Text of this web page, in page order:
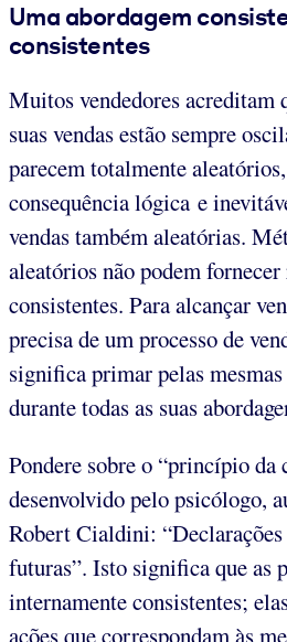
Uma abordagem
consistentes
Muitos vendedores acreditam
suas vendas estão sempre
parecem totalmente
consequência lógica e
vendas também aleatórias.
aleatórios não podem fornecer
consistentes. Para alcançar
precisa de um processo de
significa primar pelas
durante todas as suas
Pondere sobre o “princípio da
desenvolvido pelo psicólogo,
Robert Cialdini:
futuras”. Isto significa que as
internamente consistentes;
ações que correspondam às